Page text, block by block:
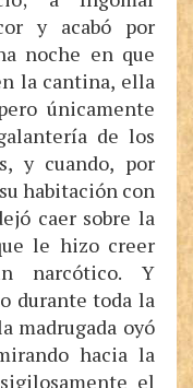
y acabó por
noche en que
la cantina, ella
únicamente
de los
y cuando, por
habitación con
caer sobre la
le hizo creer
narcótico. Y
durante toda la
madrugada oyó
hacia la
el